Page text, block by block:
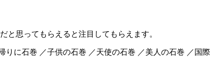
思ってもらえると注目してもらえます。
に石巻 ／子供の石巻 ／天使の石巻 ／美人の石巻 ／国際